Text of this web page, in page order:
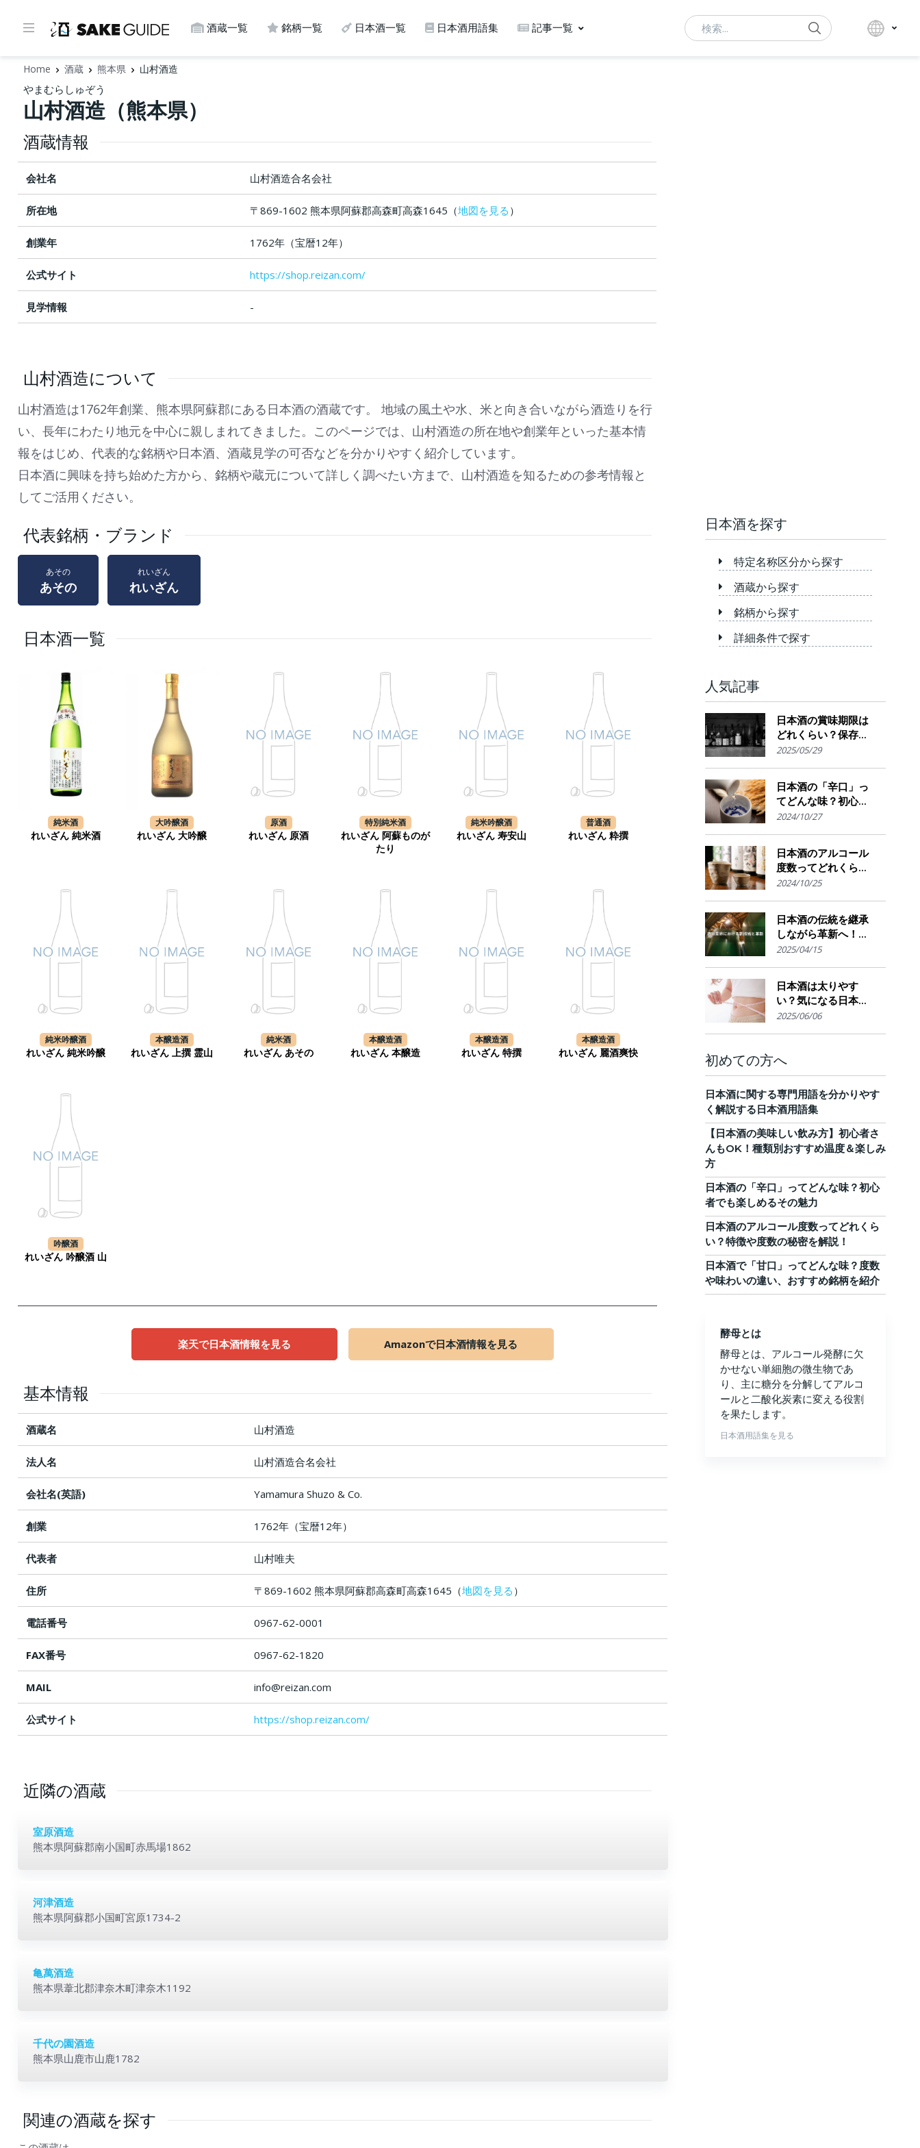
酒蔵一覧 銘柄一覧 日本酒一覧 日本酒用語集 記事一覧 Search
Home 酒蔵 熊本県 山村酒造
やまむらしゅぞう
山村酒造（熊本県）
酒蔵情報
会社名 山村酒造合名会社
所在地 〒869-1602 熊本県阿蘇郡高森町高森1645（地図を見る ）
創業年 1762年（宝暦12年）
公式サイト https://shop.reizan.com/
見学情報 -
山村酒造について
山村酒造は1762年創業、熊本県阿蘇郡にある日本酒の酒蔵です。 地域の風土や水、米と向き合いながら酒造りを行
い、長年にわたり地元を中心に親しまれてきました。このページでは、山村酒造の所在地や創業年といった基本情
報をはじめ、代表的な銘柄や日本酒、酒蔵見学の可否などを分かりやすく紹介しています。
日本酒に興味を持ち始めた方から、銘柄や蔵元について詳しく調べたい方まで、山村酒造を知るための参考情報と
してご活用ください。
代表銘柄・ブランド
あその
あその
れいざん
れいざん
日本酒一覧
純米酒
れいざん 純米酒
大吟醸酒
れいざん 大吟醸
原酒
れいざん 原酒
特別純米酒
れいざん 阿蘇ものが
たり
純米吟醸酒
れいざん 寿安山
普通酒
れいざん 粋撰
純米吟醸酒
れいざん 純米吟醸
本醸造酒
れいざん 上撰 霊山
純米酒
れいざん あその
本醸造酒
れいざん 本醸造
本醸造酒
れいざん 特撰
本醸造酒
れいざん 麗酒爽快
吟醸酒
れいざん 吟醸酒 山
楽天で日本酒情報を見る Amazonで日本酒情報を見る
基本情報
酒蔵名 山村酒造
法人名 山村酒造合名会社
会社名(英語) Yamamura Shuzo & Co.
創業 1762年（宝暦12年）
代表者 山村唯夫
住所 〒869-1602 熊本県阿蘇郡高森町高森1645（地図を見る ）
電話番号 0967-62-0001
FAX番号 0967-62-1820
MAIL info@reizan.com
公式サイト https://shop.reizan.com/
近隣の酒蔵
室原酒造
熊本県阿蘇郡南小国町赤馬場1862
河津酒造
熊本県阿蘇郡小国町宮原1734-2
亀萬酒造
熊本県葦北郡津奈木町津奈木1192
千代の園酒造
熊本県山鹿市山鹿1782
関連の酒蔵を探す
日本酒を探す
特定名称区分から探す
酒蔵から探す
銘柄から探す
詳細条件で探す
人気記事
日本酒の賞味期限は
どれくらい？保存場
所のポイント
2025/05/29
日本酒の「辛口」っ
てどんな味？初心者
でも楽しめるその魅
2024/10/27
日本酒のアルコール
度数ってどれくら
い？特徴や度数の秘
2024/10/25
日本酒の伝統を継承
しながら革新へ！
AI・IoTが実現する革
の未来展望
2025/04/15
日本酒は太りやす
い？気になる日本酒
のカロリーと糖質。
2025/06/06
初めての方へ
日本酒に関する専門用語を分かりやす
く解説する日本酒用語集
【日本酒の美味しい飲み方】初心者さ
んもOK！種類別おすすめ温度＆楽しみ
方
日本酒の「辛口」ってどんな味？初心
者でも楽しめるその魅力
日本酒のアルコール度数ってどれくら
い？特徴や度数の秘密を解説！
日本酒で「甘口」ってどんな味？度数
や味わいの違い、おすすめ銘柄を紹介
酵母とは
酵母とは、アルコール発酵に欠
かせない単細胞の微生物であ
り、主に糖分を分解してアルコ
ールと二酸化炭素に変える役割
を果たします。
日本酒用語集を見る